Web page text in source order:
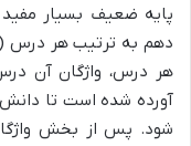
پایه ضعیف بسیار
هر درس، واژگان آن
آورده شده است تا
شود. پس از بخش